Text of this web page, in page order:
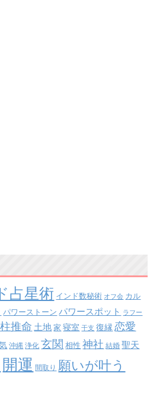
占星術 インド数秘術 オフ会 カル
パワーストーン パワースポット ラフー
推命 土地 家 寝室 干支 復縁 恋愛
沖縄 浄化 玄関 相性 神社 結婚 聖天
開運 間取り 願いが叶う